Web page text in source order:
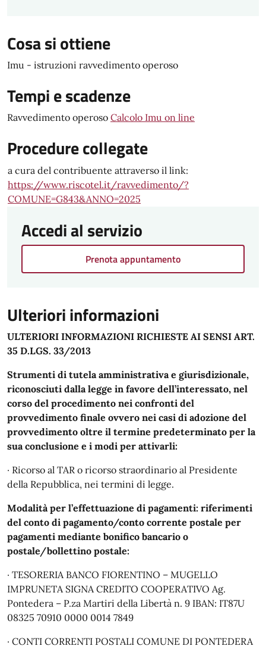
Cosa si ottiene
Imu - istruzioni ravvedimento operoso
Tempi e scadenze
Ravvedimento operoso Calcolo Imu on line
Procedure collegate
a cura del contribuente attraverso il link:
https://www.riscotel.it/ravvedimento/?
COMUNE=G843&ANNO=2025
Accedi al servizio
Prenota appuntamento
Ulteriori informazioni
ULTERIORI INFORMAZIONI RICHIESTE AI SENSI ART.
35 D.LGS. 33/2013
Strumenti di tutela amministrativa e giurisdizionale,
riconosciuti dalla legge in favore dell’interessato, nel
corso del procedimento nei confronti del
provvedimento finale ovvero nei casi di adozione del
provvedimento oltre il termine predeterminato per la
sua conclusione e i modi per attivarli:
· Ricorso al TAR o ricorso straordinario al Presidente
della Repubblica, nei termini di legge.
Modalità per l’effettuazione di pagamenti: riferimenti
del conto di pagamento/conto corrente postale per
pagamenti mediante bonifico bancario o
postale/bollettino postale:
· TESORERIA BANCO FIORENTINO – MUGELLO
IMPRUNETA SIGNA CREDITO COOPERATIVO Ag.
Pontedera – P.za Martiri della Libertà n. 9 IBAN: IT87U
08325 70910 0000 0014 7849
· CONTI CORRENTI POSTALI COMUNE DI PONTEDERA